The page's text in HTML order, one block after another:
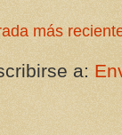
más
a: